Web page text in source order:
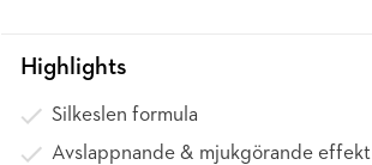
Highlights
Silkeslen formula
Avslappnande & mjukgörande effekt